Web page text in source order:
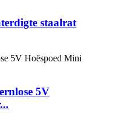
staalrat
5V